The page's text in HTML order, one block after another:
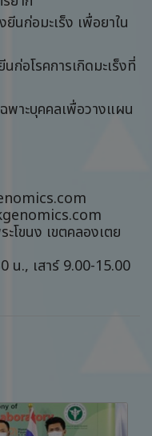
นก่อมะเร็ง เพื่อยาใน
ก่อโรคการเกิดมะเร็งที่
พาะบุคคลเพื่อวางแผน
โขนง เขตคลองเตย
น., เสาร์ 9.00-15.00